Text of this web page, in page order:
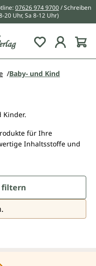
07626 974 9700/ Schreiben
20 Uhr, Sa 8-12 Uhr)
Du hast 0
Baby- und Kind
Kinder.
für Ihre
Inhaltsstoffe und
filtern